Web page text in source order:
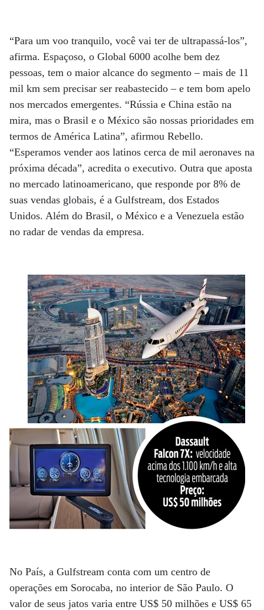
“Para um voo tranquilo, você vai ter de ultrapassá-los”,
afirma. Espaçoso, o Global 6000 acolhe bem dez
pessoas, tem o maior alcance do segmento – mais de 11
mil km sem precisar ser reabastecido – e tem bom apelo
nos mercados emergentes. “Rússia e China estão na
mira, mas o Brasil e o México são nossas prioridades em
termos de América Latina”, afirmou Rebello.
“Esperamos vender aos latinos cerca de mil aeronaves na
próxima década”, acredita o executivo. Outra que aposta
no mercado latinoamericano, que responde por 8% de
suas vendas globais, é a Gulfstream, dos Estados
Unidos. Além do Brasil, o México e a Venezuela estão
no radar de vendas da empresa.
No País, a Gulfstream conta com um centro de
operações em Sorocaba, no interior de São Paulo. O
valor de seus jatos varia entre US$ 50 milhões e US$ 65